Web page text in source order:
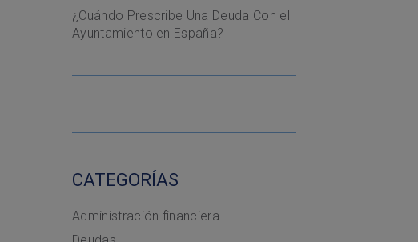
¿Cuándo Prescribe Una Deuda Con el
Ayuntamiento en España?
CATEGORÍAS
Administración financiera